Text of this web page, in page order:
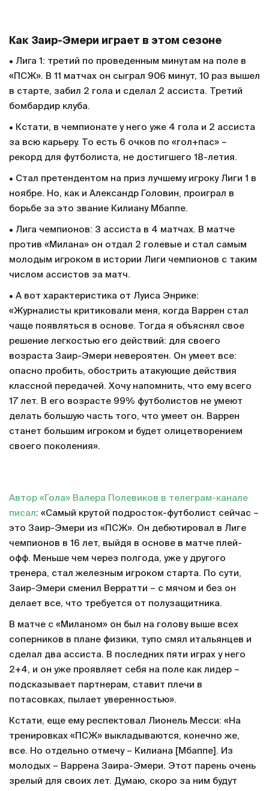
Как Заир-Эмери играет в этом сезоне
• Лига 1: третий по проведенным минутам на поле в
«ПСЖ». В 11 матчах он сыграл 906 минут, 10 раз вышел
в старте, забил 2 гола и сделал 2 ассиста. Третий
бомбардир клуба.
• Кстати, в чемпионате у него уже 4 гола и 2 ассиста
за всю карьеру. То есть 6 очков по «гол+пас» –
рекорд для футболиста, не достигшего 18-летия.
• Стал претендентом на приз лучшему игроку Лиги 1 в
ноябре. Но, как и Александр Головин, проиграл в
борьбе за это звание Килиану Мбаппе.
• Лига чемпионов: 3 ассиста в 4 матчах. В матче
против «Милана» он отдал 2 голевые и стал самым
молодым игроком в истории Лиги чемпионов с таким
числом ассистов за матч.
• А вот характеристика от Луиса Энрике:
«Журналисты критиковали меня, когда Варрен стал
чаще появляться в основе. Тогда я объяснял свое
решение легкостью его действий: для своего
возраста Заир-Эмери невероятен. Он умеет все:
опасно пробить, обострить атакующие действия
классной передачей. Хочу напомнить, что ему всего
17 лет. В его возрасте 99% футболистов не умеют
делать большую часть того, что умеет он. Варрен
станет большим игроком и будет олицетворением
своего поколения».
Автор «Гола» Валера Полевиков в телеграм-канале
писал: «Самый крутой подросток-футболист сейчас –
это Заир-Эмери из «ПСЖ». Он дебютировал в Лиге
чемпионов в 16 лет, выйдя в основе в матче плей-
офф. Меньше чем через полгода, уже у другого
тренера, стал железным игроком старта. По сути,
Заир-Эмери сменил Верратти – с мячом и без он
делает все, что требуется от полузащитника.
В матче с «Миланом» он был на голову выше всех
соперников в плане физики, тупо смял итальянцев и
сделал два ассиста. В последних пяти играх у него
2+4, и он уже проявляет себя на поле как лидер –
подсказывает партнерам, ставит плечи в
потасовках, пылает уверенностью».
Кстати, еще ему респектовал Лионель Месси: «На
тренировках «ПСЖ» выкладываются, конечно же,
все. Но отдельно отмечу – Килиана [Мбаппе]. Из
молодых – Варрена Заира-Эмери. Этот парень очень
зрелый для своих лет. Думаю, скоро за ним будут